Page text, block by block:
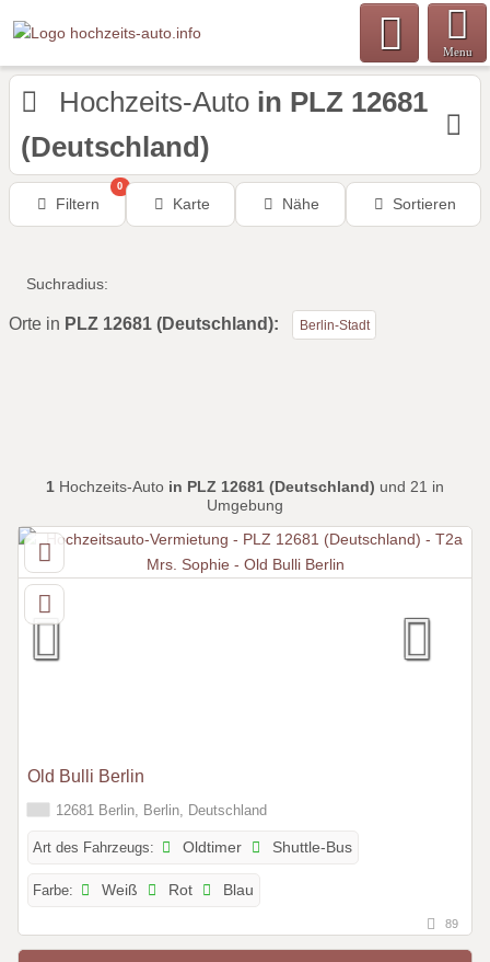
Menu
Hochzeits-Auto in PLZ 12681
(Deutschland)
Filtern
0
Karte Nähe Sortieren
Suchradius:
Orte in PLZ 12681 (Deutschland): Berlin-Stadt
1 Hochzeits-Auto in PLZ 12681 (Deutschland) und 21 in
Umgebung
Old Bulli Berlin
12681 Berlin, Berlin, Deutschland
Art des Fahrzeugs: Oldtimer Shuttle-Bus
Farbe: Weiß Rot Blau
89